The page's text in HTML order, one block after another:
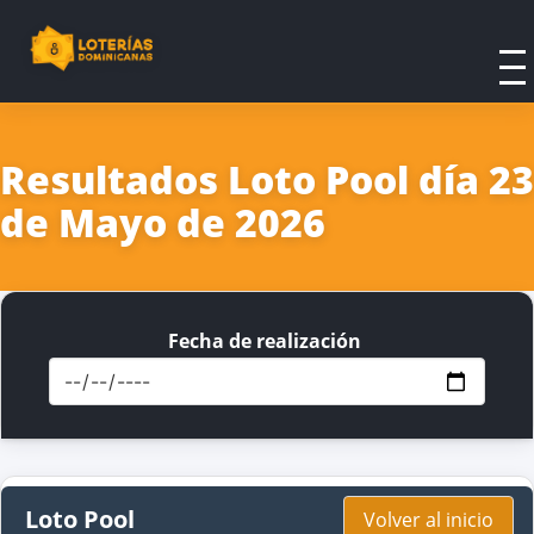
Resultados Loto Pool día 23
de Mayo de 2026
Fecha de realización
Loto Pool Volver al inicio